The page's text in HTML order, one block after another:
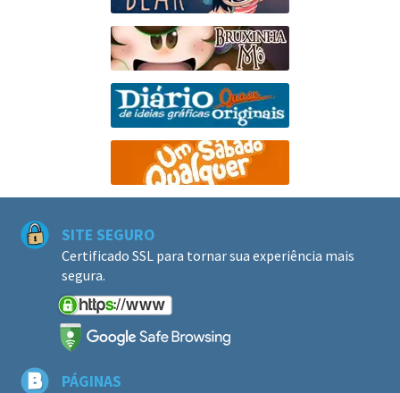
SITE SEGURO
Certificado SSL para tornar sua experiência mais
segura.
PÁGINAS